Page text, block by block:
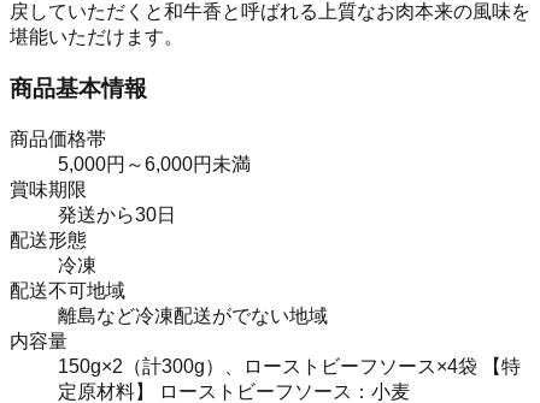
戻していただくと和牛香と呼ばれる上質なお肉本来の風味を
堪能いただけます。
商品基本情報
商品価格帯
5,000円～6,000円未満
賞味期限
発送から30日
配送形態
冷凍
配送不可地域
離島など冷凍配送がでない地域
内容量
150g×2（計300g）、ローストビーフソース×4袋 【特
定原材料】 ローストビーフソース：小麦